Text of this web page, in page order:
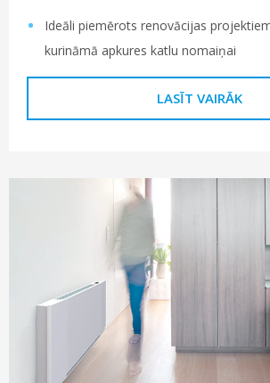
Ideāli piemērots renovācijas
kurināmā apkures katlu nomaiņai
LASĪT VAIRĀK